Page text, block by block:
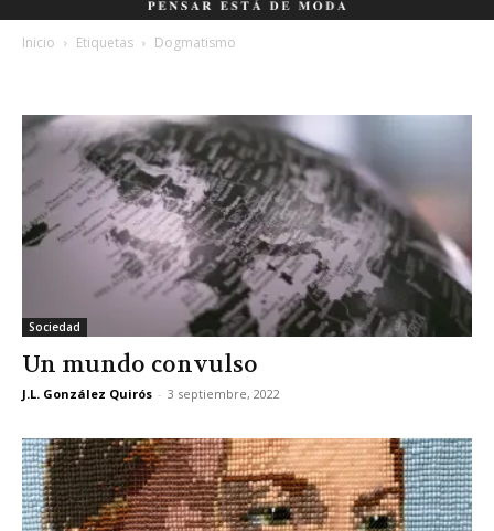
Inicio Etiquetas Dogmatismo
Sociedad
Un mundo convulso
J.L. González Quirós - 3 septiembre, 2022